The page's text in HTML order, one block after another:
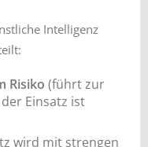
Intelligenz
Risiko (führt zur
Einsatz ist
wird mit strengen